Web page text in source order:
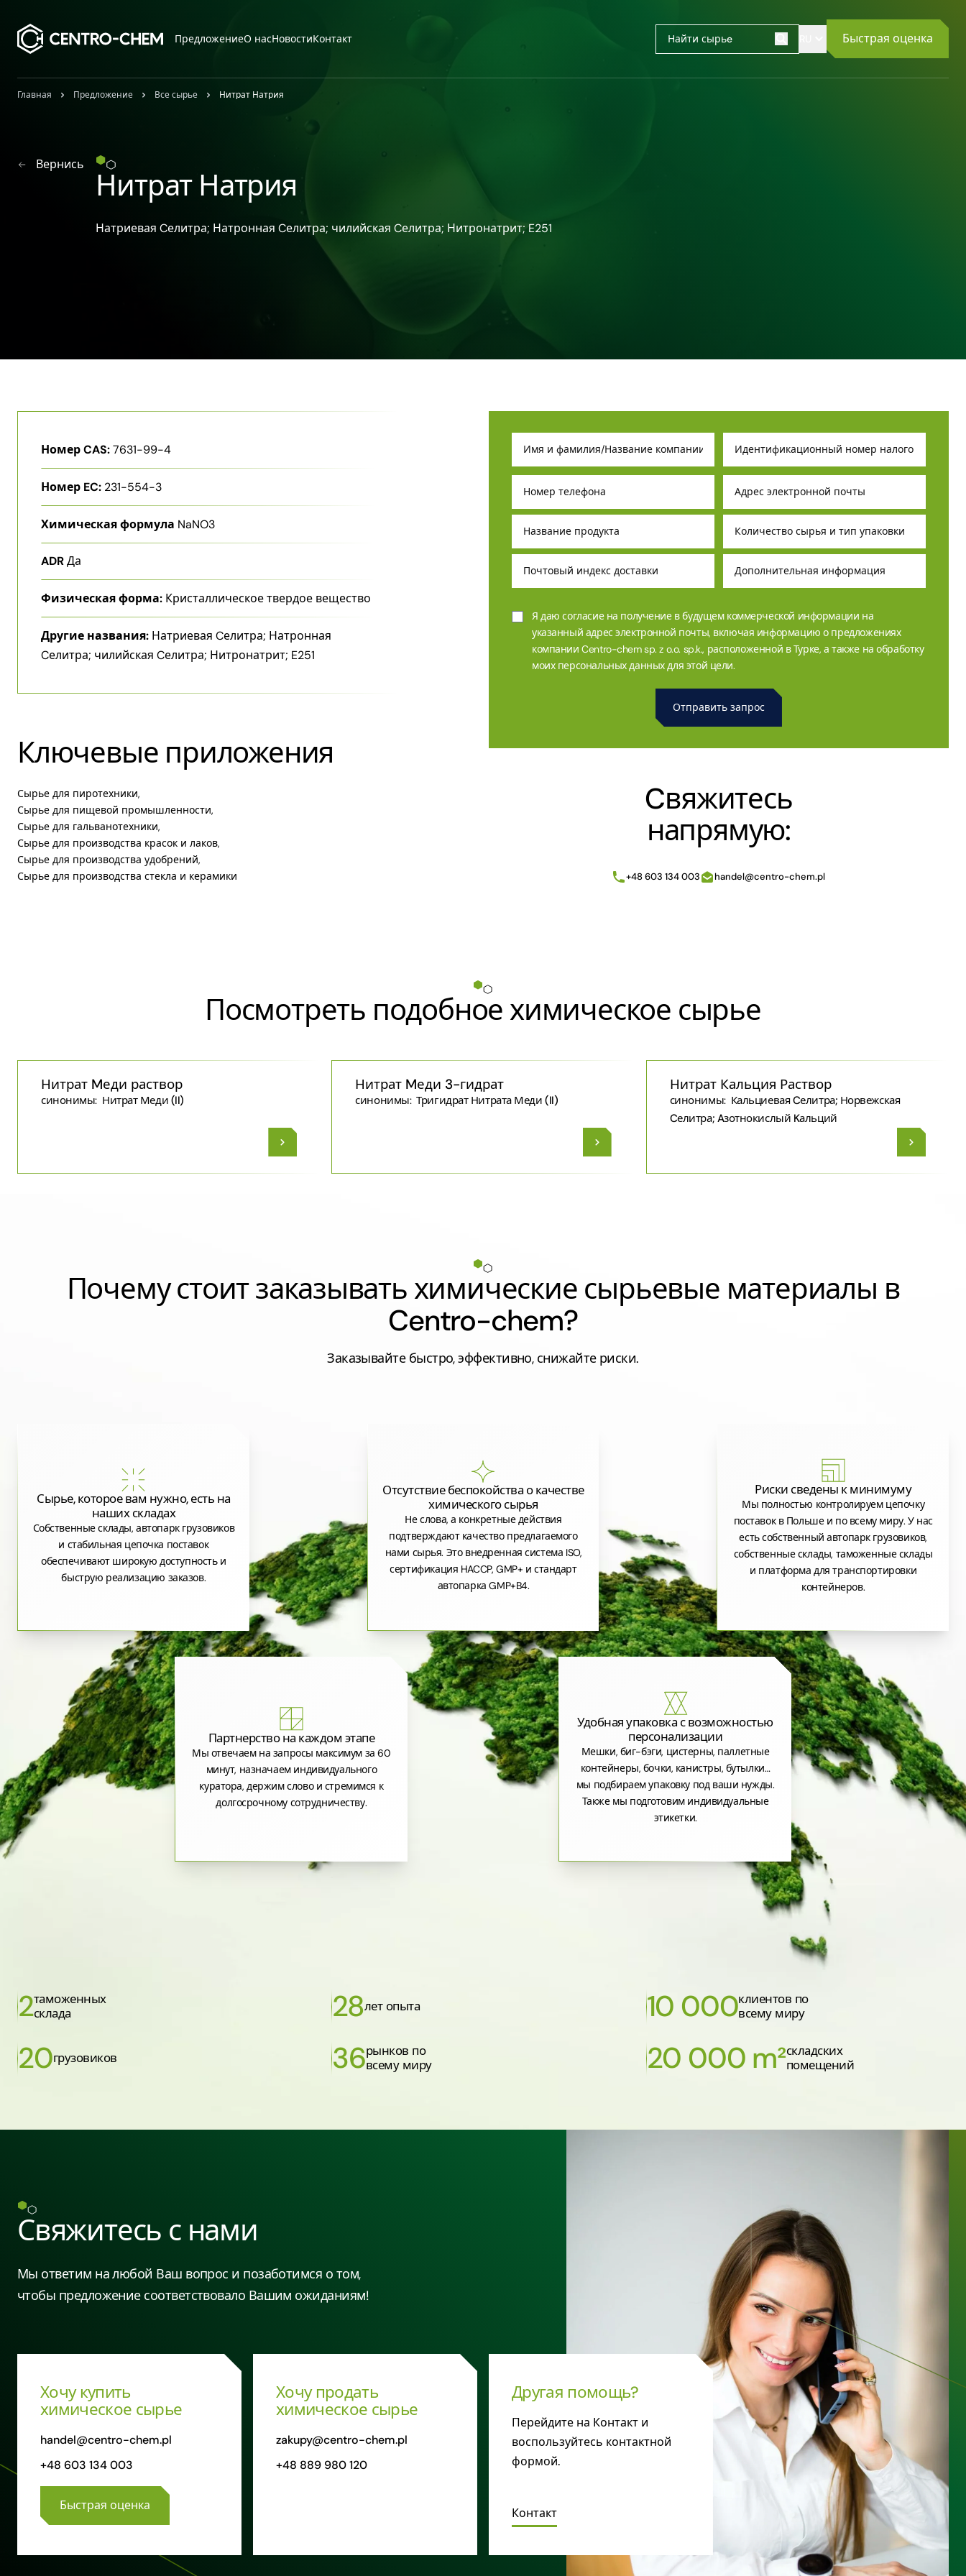
ПредложениеО насНовостиКонтакт Быстрая оценка
Главная Предложение Все сырье Нитрат Натрия
Вернись
Нитрат Натрия
Натриевая Cелитра; Натронная Cелитра; чилийская Cелитра; Нитронатрит; E251
Номер CAS:7631-99-4
Номер EC: 231-554-3
Химическая формула NaNO3
ADRДа
Физическая форма: Кристаллическое твердое вещество
Другие названия: Натриевая Cелитра; Натронная
Cелитра; чилийская Cелитра; Нитронатрит; E251
Ключевые приложения
Сырье для пиротехники,
Сырье для пищевой промышленности,
Сырье для гальванотехники,
Сырье для производства красок и лаков,
Сырье для производства удобрений,
Сырье для производства стекла и керамики
Я даю согласие на получение в будущем коммерческой информации на
указанный адрес электронной почты, включая информацию о предложениях
компании Centro-chem sp. z o.o. sp.k., расположенной в Турке, а также на обработку
моих персональных данных для этой цели.
Cвяжитесь
напрямую:
+48 603 134 003 handel@centro-chem.pl
Посмотреть подобное химическое сырье
Нитрат Mеди раствор
синонимы: Нитрат Меди (II)
Нитрат Mеди 3-гидрат
синонимы: Тригидрат Нитрата Меди (II)
Нитрат Кальция Раствор
синонимы: Кальциевая Cелитра; Норвежская
Cелитра; Aзотнокислый Kальций
Почему стоит заказывать химические сырьевые материалы в
Centro-chem?
Заказывайте быстро, эффективно, снижайте риски.
Сырье, которое вам нужно, есть на
наших складах
Собственные склады, автопарк грузовиков
и стабильная цепочка поставок
обеспечивают широкую доступность и
быструю реализацию заказов.
Отсутствие беспокойства о качестве
химического сырья
Не слова, а конкретные действия
подтверждают качество предлагаемого
нами сырья. Это внедренная система ISO,
сертификация HACCP, GMP+ и стандарт
автопарка GMP+B4.
Риски сведены к минимуму
Мы полностью контролируем цепочку
поставок в Польше и по всему миру. У нас
есть собственный автопарк грузовиков,
собственные склады, таможенные склады
и платформа для транспортировки
контейнеров.
Партнерство на каждом этапе
Мы отвечаем на запросы максимум за 60
минут, назначаем индивидуального
куратора, держим слово и стремимся к
долгосрочному сотрудничеству.
Удобная упаковка с возможностью
персонализации
Мешки, биг-бэги, цистерны, паллетные
контейнеры, бочки, канистры, бутылки…
мы подбираем упаковку под ваши нужды.
Также мы подготовим индивидуальные
этикетки.
2таможенных
склада
28лет опыта 10 000клиентов по
всему миру
20грузовиков 36рынков по
всему миру
20 000 m²складских
помещений
Свяжитесь с нами
Мы ответим на любой Ваш вопрос и позаботимся о том,
чтобы предложение соответствовало Вашим ожиданиям!
Хочу купить
химическое сырье
handel@centro-chem.pl
+48 603 134 003
Быстрая оценка
Хочу продать
химическое сырье
zakupy@centro-chem.pl
+48 889 980 120
Другая помощь?
Перейдите на Контакт и
воспользуйтесь контактной
формой.
Контакт